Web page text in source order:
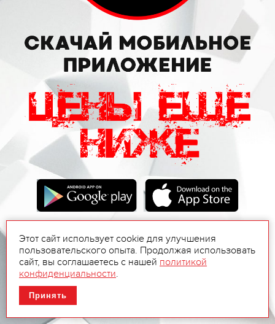
Этот сайт использует cookie для улучшения
пользовательского опыта. Продолжая использовать
сайт, вы соглашаетесь с нашей политикой
конфиденциальности.
Принять